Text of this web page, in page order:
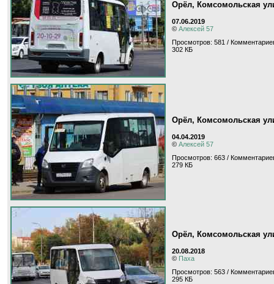
Орёл, Комсомольская
07.06.2019
© Алексей 57
Просмотров: 581 /
302 КБ
Орёл, Комсомольская
04.04.2019
© Алексей 57
Просмотров: 663 /
279 КБ
Орёл, Комсомольская
20.08.2018
© Паха
Просмотров: 563 /
295 КБ